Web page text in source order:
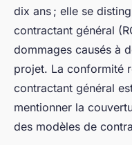
dix ans ; elle se
contractant général
dommages causés à
projet. La conformité
contractant général
mentionner la
des modèles de